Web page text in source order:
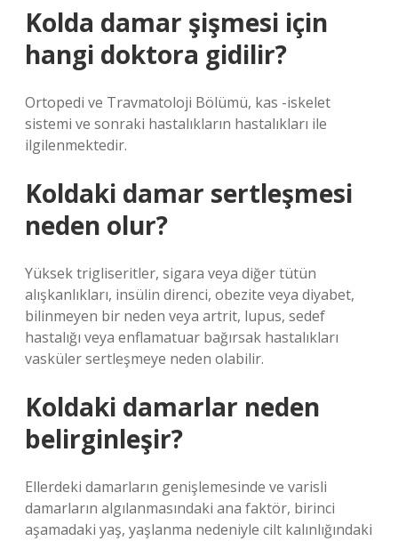
Kolda damar şişmesi için
hangi doktora gidilir?
Ortopedi ve Travmatoloji Bölümü, kas -iskelet
sistemi ve sonraki hastalıkların hastalıkları ile
ilgilenmektedir.
Koldaki damar sertleşmesi
neden olur?
Yüksek trigliseritler, sigara veya diğer tütün
alışkanlıkları, insülin direnci, obezite veya diyabet,
bilinmeyen bir neden veya artrit, lupus, sedef
hastalığı veya enflamatuar bağırsak hastalıkları
vasküler sertleşmeye neden olabilir.
Koldaki damarlar neden
belirginleşir?
Ellerdeki damarların genişlemesinde ve varisli
damarların algılanmasındaki ana faktör, birinci
aşamadaki yaş, yaşlanma nedeniyle cilt kalınlığındaki